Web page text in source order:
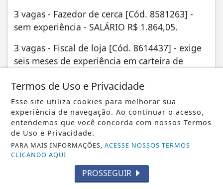
3 vagas - Fazedor de cerca [Cód. 8581263] -
sem experiência - SALÁRIO R$ 1.864,05.
3 vagas - Fiscal de loja [Cód. 8614437] - exige
seis meses de experiência em carteira de
(apresentar histórico escolar) e disponibilidade
de horários - SALÁRIO R$ 1.991,91.
1 vaga - Frentista [Cód. 8614612] - exige seis
meses de experiência em carteira de trabalho,
ensino médio completo (apresentar histórico
escolar) e disponibilidade para trabalhar em
escala de turno 12 x 36 (10:00 às 22:00) -
SALÁRIO R$ 2.353,00.
Termos de Uso e Privacidade
Esse site utiliza cookies para melhorar sua
experiência de navegação. Ao continuar o acesso,
entendemos que você concorda com nossos Termos
de Uso e Privacidade.
PARA MAIS INFORMAÇÕES,ACESSE NOSSOS TERMOS
CLICANDO AQUI
PROSSEGUIR